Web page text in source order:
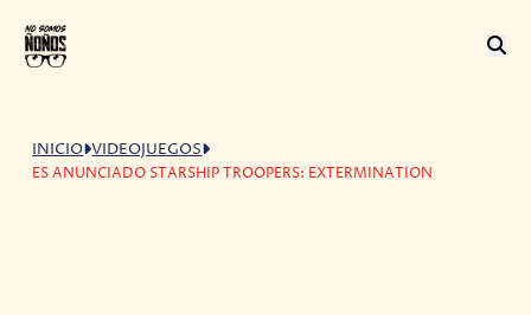
INICIO VIDEOJUEGOS
ES ANUNCIADO STARSHIP TROOPERS: EXTERMINATION